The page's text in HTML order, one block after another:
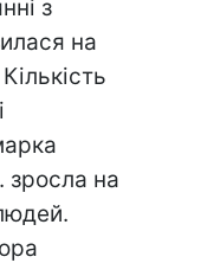
з
на
зросла на